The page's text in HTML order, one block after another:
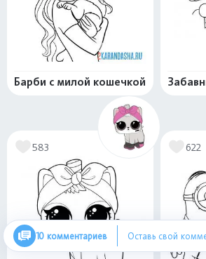
Барби с милой кошечкой
583 622
10 комментариев Оставь свой